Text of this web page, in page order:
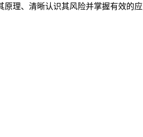
理、清晰认识其风险并掌握有效的